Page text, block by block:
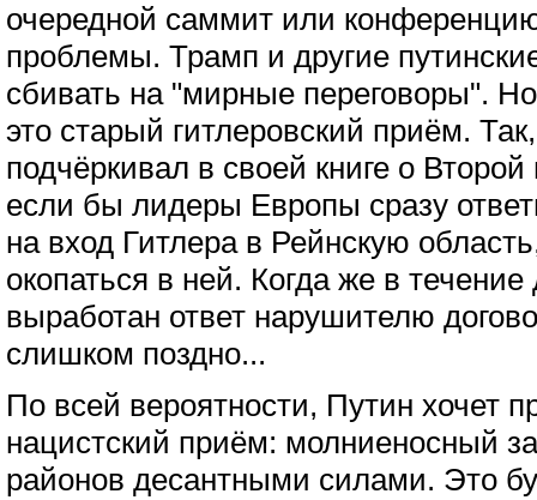
очередной саммит или
проблемы. Трамп и другие
сбивать на "мирные переговоры".
это старый гитлеровский приём.
подчёркивал в своей книге о
если бы лидеры Европы сразу
на вход Гитлера в Рейнскую
окопаться в ней. Когда же в
выработан ответ нарушителю
слишком поздно...
По всей вероятности, Путин хочет
нацистский приём: молниеносный
районов десантными силами. Это